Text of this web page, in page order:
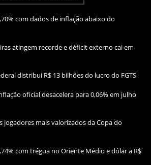
com dados de inflação abaixo do
atingem recorde e déficit externo cai em
distribui R$ 13 bilhões do lucro do FGTS
oficial desacelera para 0,06% em julho
jogadores mais valorizados da Copa do
com trégua no Oriente Médio e dólar a R$